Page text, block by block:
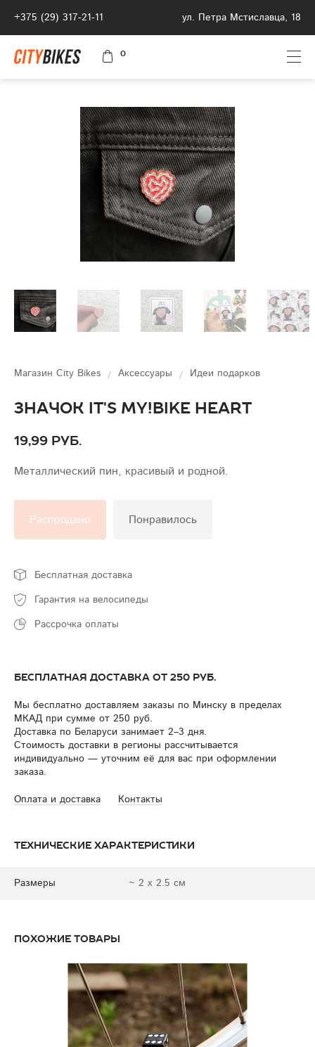
+375 (29) 317-21-11 ул. Петра Мстиславца, 18
0
Магазин City Bikes Аксессуары Идеи подарков
Значок it's my!bike Heart
19,99 руб.
Металлический пин, красивый и родной.
Распродано Понравилось
Бесплатная доставка
Гарантия на велосипеды
Рассрочка оплаты
Бесплатная доставка от 250 руб.
Мы бесплатно доставляем заказы по Минску в пределах
МКАД при сумме от 250 руб.
Доставка по Беларуси занимает 2–3 дня.
Стоимость доставки в регионы рассчитывается
индивидуально — уточним её для вас при оформлении
заказа.
Оплата и доставка Контакты
Технические характеристики
Размеры ~ 2 х 2.5 см
Похожие товары